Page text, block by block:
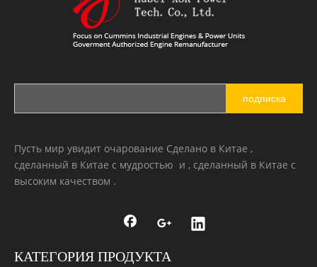
подписка
Пусть мир увидит очарование Сделано в Китае ,
сделанный в Китае с мудростью и , сделанный в Китае с
высоким качеством .
КАТЕГОРИЯ ПРОДУКТА